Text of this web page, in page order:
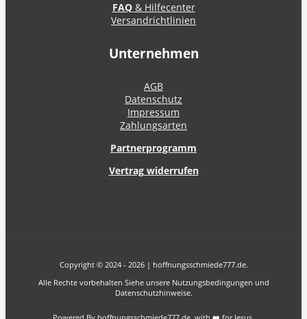
FAQ& Hilfecenter
Versandrichtlinien
Unternehmen
AGB
Datenschutz
Impressum
Zahlungsarten
Partnerprogramm
Vertrag widerrufen
Copyright © 2024 - 2026 | hoffnungsschmiede777.de.
Alle Rechte vorbehalten Siehe unsere Nutzungsbedingungen und
Datenschutzhinweise.